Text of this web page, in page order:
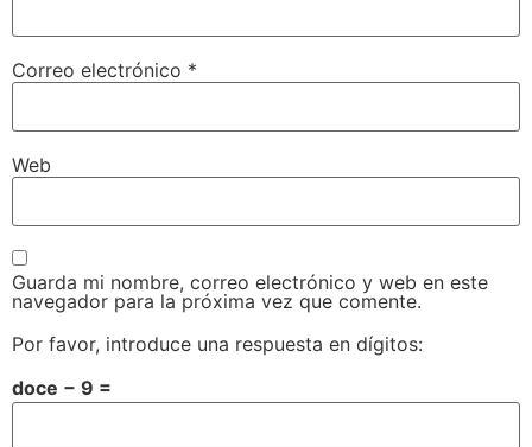
Correo electrónico *
Web
Guarda mi nombre, correo electrónico y web en este
navegador para la próxima vez que comente.
Por favor, introduce una respuesta en dígitos:
doce − 9 =